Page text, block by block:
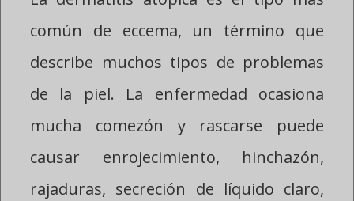
común de eccema, un término que
describe muchos tipos de problemas
de la piel. La enfermedad ocasiona
mucha comezón y rascarse puede
causar enrojecimiento, hinchazón,
rajaduras, secreción de líquido claro,